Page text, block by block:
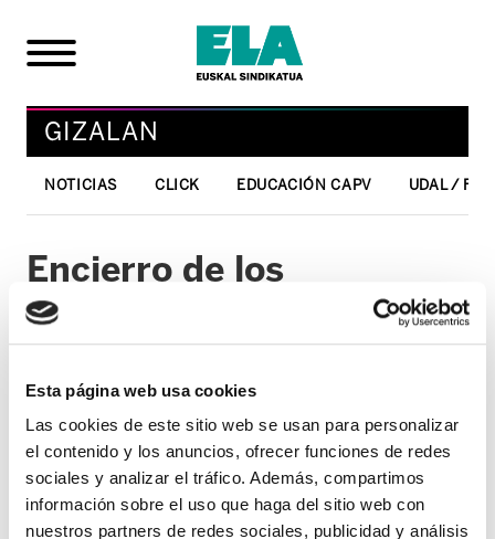
Esta página web usa cookies
Las cookies de este sitio web se usan para personalizar
el contenido y los anuncios, ofrecer funciones de redes
sociales y analizar el tráfico. Además, compartimos
información sobre el uso que haga del sitio web con
nuestros partners de redes sociales, publicidad y análisis
GIZALAN
NOTICIAS CLICK EDUCACIÓN CAPV UDAL /
Encierro de los
representantes de ELA,
SATSE y ESK en
Osakidetza
05/06/2006
GIZALAN